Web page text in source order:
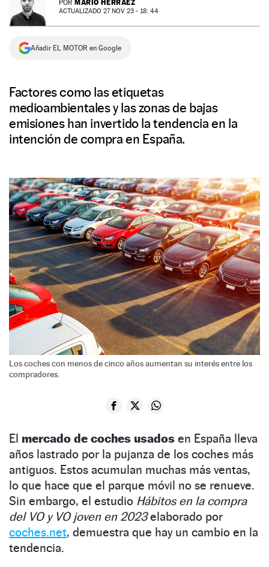
NEWSLETTER
SÍGUENOS
POR MARIO HERRÁEZ
ACTUALIZADO 27 NOV 23 - 18: 44
Añadir EL MOTOR en Google
Factores como las etiquetas
medioambientales y las zonas de bajas
emisiones han invertido la tendencia en la
intención de compra en España.
Los coches con menos de cinco años aumentan su interés entre los
compradores.
El mercado de coches usados en España lleva
años lastrado por la pujanza de los coches más
antiguos. Estos acumulan muchas más ventas,
lo que hace que el parque móvil no se renueve.
Sin embargo, el estudio Hábitos en la compra
del VO y VO joven en 2023elaborado por
coches.net, demuestra que hay un cambio en la
tendencia.